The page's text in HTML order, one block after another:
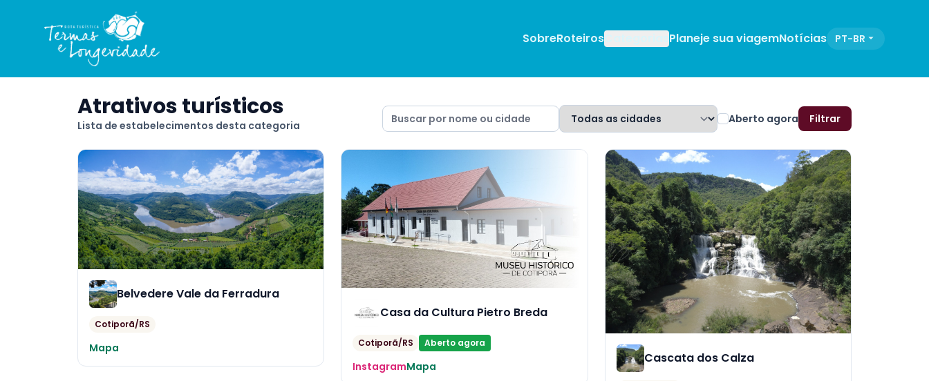
SobreRoteiros Planeje sua viagemNotícias PT-BR
Atrativos turísticos
Lista de estabelecimentos desta categoria Aberto agora Filtrar
Belvedere Vale da Ferradura
Cotiporã/RS
Mapa
Casa da Cultura Pietro Breda
Cotiporã/RS Aberto agora
InstagramMapa
Cascata dos Calza